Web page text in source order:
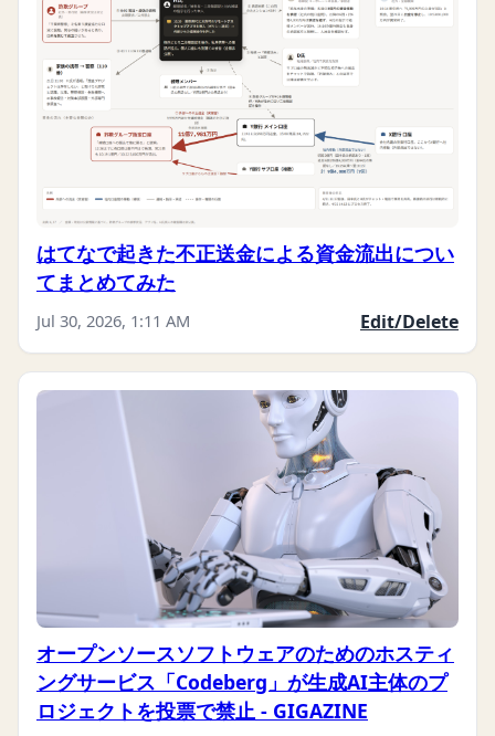
はてなで起きた不正送金による資金流出につい
てまとめてみた
Jul 30, 2026, 1:11 AM Edit/Delete
オープンソースソフトウェアのためのホスティ
ングサービス「Codeberg」が生成AI主体のプ
ロジェクトを投票で禁止 - GIGAZINE